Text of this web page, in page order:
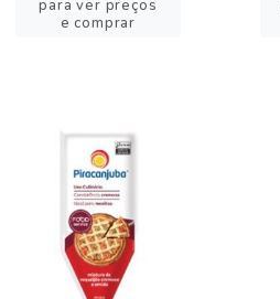
para ver preços
e comprar